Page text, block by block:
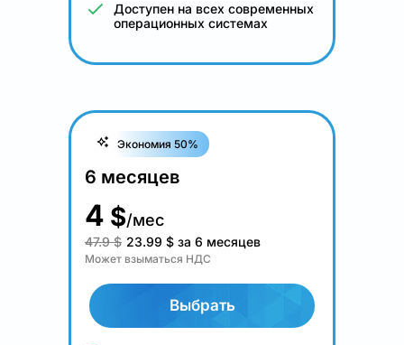
Доступен на всех современных
операционных системах
Экономия 50%
6 месяцев
4 $/мес
47.9 $ 23.99 $ за 6 месяцев
Может взыматься НДС
Выбрать